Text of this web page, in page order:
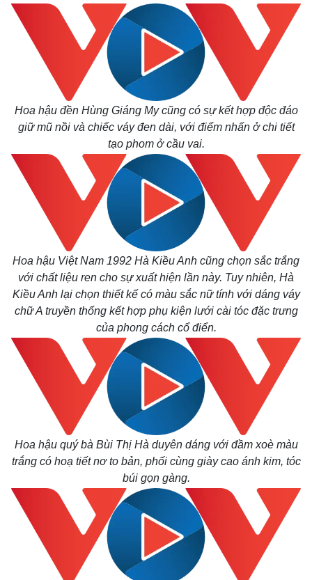
Thế giới
Quan sát
Cuộc sống đó đây
Multimedia
Ảnh
E-Magazine
Infographic
Hoa hậu đền Hùng Giáng My cũng có sự kết hợp độc đáo
giữ mũ nồi và chiếc váy đen dài, với điểm nhấn ở chi tiết
tạo phom ở cầu vai.
Hoa hậu Việt Nam 1992 Hà Kiều Anh cũng chọn sắc trắng
với chất liệu ren cho sự xuất hiện lần này. Tuy nhiên, Hà
Kiều Anh lại chọn thiết kế có màu sắc nữ tính với dáng váy
chữ A truyền thống kết hợp phụ kiện lưới cài tóc đặc trưng
của phong cách cổ điển.
Hoa hậu quý bà Bùi Thị Hà duyên dáng với đầm xoè màu
trắng có hoạ tiết nơ to bản, phối cùng giày cao ánh kim, tóc
búi gọn gàng.